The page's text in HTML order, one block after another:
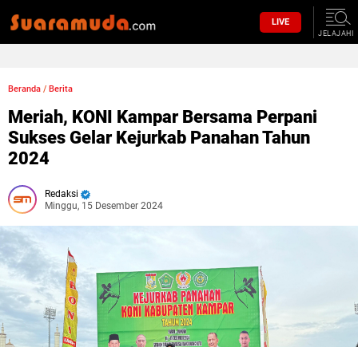
LIVE
JELAJAHI
Beranda / Berita
Meriah, KONI Kampar Bersama Perpani
Sukses Gelar Kejurkab Panahan Tahun
2024
Redaksi
Minggu, 15 Desember 2024